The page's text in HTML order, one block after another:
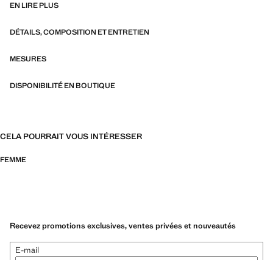
EN LIRE PLUS
DÉTAILS, COMPOSITION ET ENTRETIEN
MESURES
DISPONIBILITÉ EN BOUTIQUE
CELA POURRAIT VOUS INTÉRESSER
FEMME
Recevez promotions exclusives, ventes privées et nouveautés
E-mail